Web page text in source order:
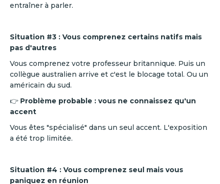
entraîner à parler.
Situation #3 : Vous comprenez certains natifs mais
pas d'autres
Vous comprenez votre professeur britannique. Puis un
collègue australien arrive et c'est le blocage total. Ou un
américain du sud.
👉 Problème probable : vous ne connaissez qu'un
accent
Vous êtes "spécialisé" dans un seul accent. L'exposition
a été trop limitée.
Situation #4 : Vous comprenez seul mais vous
paniquez en réunion